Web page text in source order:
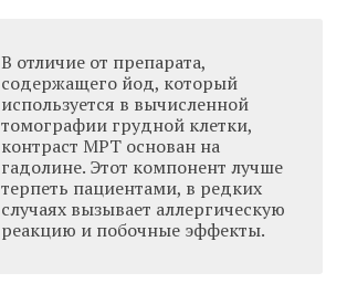
В отличие от препарата,
содержащего йод, который
используется в вычисленной
томографии грудной клетки,
контраст МРТ основан на
гадолине. Этот компонент лучше
терпеть пациентами, в редких
случаях вызывает аллергическую
реакцию и побочные эффекты.